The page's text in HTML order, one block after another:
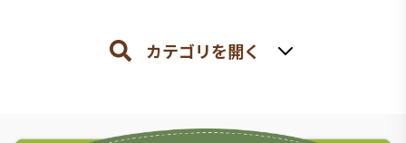
カテゴリを開く